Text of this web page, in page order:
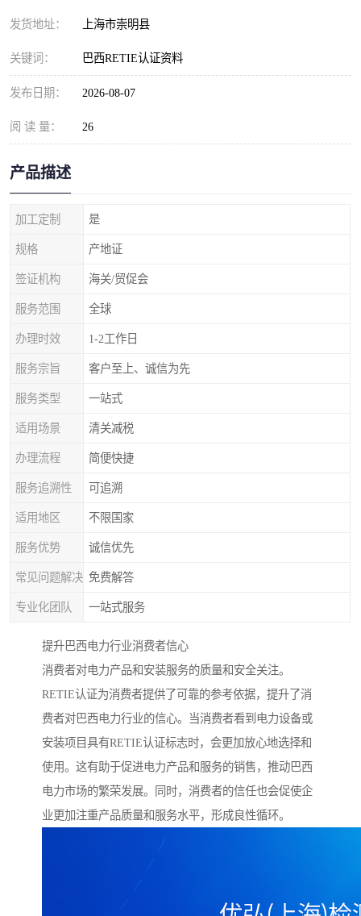
发货地址： 上海市崇明县
关键词： 巴西RETIE认证资料
发布日期： 2026-08-07
阅 读 量： 26
产品描述
加工定制 是
规格 产地证
签证机构 海关/贸促会
服务范围 全球
办理时效 1-2工作日
服务宗旨 客户至上、诚信为先
服务类型 一站式
适用场景 清关减税
办理流程 简便快捷
服务追溯性 可追溯
适用地区 不限国家
服务优势 诚信优先
常见问题解决 免费解答
专业化团队 一站式服务
提升巴西电力行业消费者信心
消费者对电力产品和安装服务的质量和安全关注。
RETIE认证为消费者提供了可靠的参考依据，提升了消
费者对巴西电力行业的信心。当消费者看到电力设备或
安装项目具有RETIE认证标志时，会更加放心地选择和
使用。这有助于促进电力产品和服务的销售，推动巴西
电力市场的繁荣发展。同时，消费者的信任也会促使企
业更加注重产品质量和服务水平，形成良性循环。